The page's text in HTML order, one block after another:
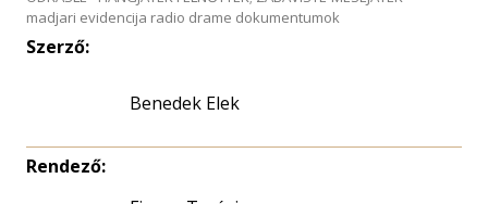
madjari evidencija radio drame dokumentumok
Szerző:
Benedek Elek
Rendező: